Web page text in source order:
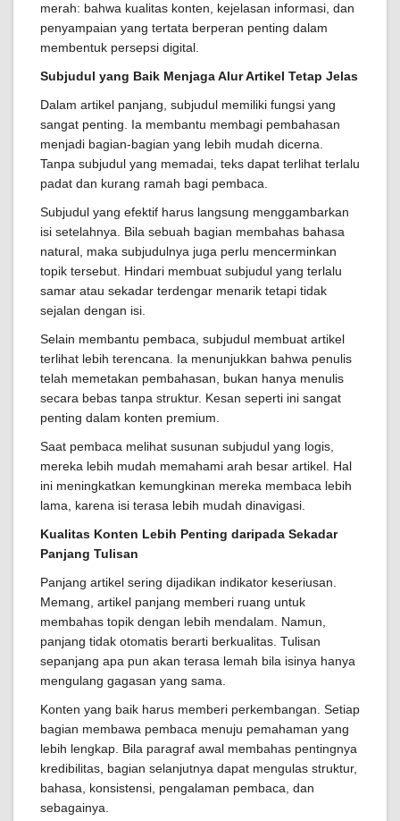
merah: bahwa kualitas konten, kejelasan informasi, dan
penyampaian yang tertata berperan penting dalam
membentuk persepsi digital.
Subjudul yang Baik Menjaga Alur Artikel Tetap Jelas
Dalam artikel panjang, subjudul memiliki fungsi yang
sangat penting. Ia membantu membagi pembahasan
menjadi bagian-bagian yang lebih mudah dicerna.
Tanpa subjudul yang memadai, teks dapat terlihat terlalu
padat dan kurang ramah bagi pembaca.
Subjudul yang efektif harus langsung menggambarkan
isi setelahnya. Bila sebuah bagian membahas bahasa
natural, maka subjudulnya juga perlu mencerminkan
topik tersebut. Hindari membuat subjudul yang terlalu
samar atau sekadar terdengar menarik tetapi tidak
sejalan dengan isi.
Selain membantu pembaca, subjudul membuat artikel
terlihat lebih terencana. Ia menunjukkan bahwa penulis
telah memetakan pembahasan, bukan hanya menulis
secara bebas tanpa struktur. Kesan seperti ini sangat
penting dalam konten premium.
Saat pembaca melihat susunan subjudul yang logis,
mereka lebih mudah memahami arah besar artikel. Hal
ini meningkatkan kemungkinan mereka membaca lebih
lama, karena isi terasa lebih mudah dinavigasi.
Kualitas Konten Lebih Penting daripada Sekadar
Panjang Tulisan
Panjang artikel sering dijadikan indikator keseriusan.
Memang, artikel panjang memberi ruang untuk
membahas topik dengan lebih mendalam. Namun,
panjang tidak otomatis berarti berkualitas. Tulisan
sepanjang apa pun akan terasa lemah bila isinya hanya
mengulang gagasan yang sama.
Konten yang baik harus memberi perkembangan. Setiap
bagian membawa pembaca menuju pemahaman yang
lebih lengkap. Bila paragraf awal membahas pentingnya
kredibilitas, bagian selanjutnya dapat mengulas struktur,
bahasa, konsistensi, pengalaman pembaca, dan
sebagainya.